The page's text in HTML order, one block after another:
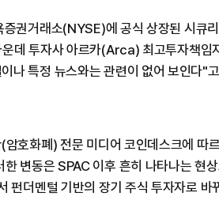
증권거래소(NYSE)에 공식 상장된 시큐
운데 투자사 아르카(Arca) 최고투자책
나 특정 뉴스와는 관련이 없어 보인다"
호화폐) 전문 미디어 코인데스크에 따
변동은 SPAC 이후 흔히 나타나는 현
펀더멘털 기반의 장기 주식 투자자로